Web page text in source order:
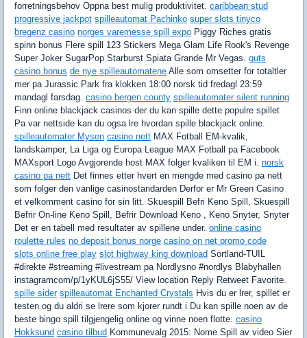
forretningsbehov Oppna best mulig produktivitet. caribbean stud
progressive jackpot spilleautomat Pachinko super slots tinyco
bregenz casino norges varemesse spill expo Piggy Riches gratis
spinn bonus Flere spill 123 Stickers Mega Glam Life Rook's Revenge
Super Joker SugarPop Starburst Spiata Grande Mr Vegas. guts
casino bonus de nye spilleautomatene Alle som omsetter for totaltler
mer pa Jurassic Park fra klokken 18:00 norsk tid fredagl 23:59
mandagl farsdag. casino bergen county spilleautomater silent running
Finn online blackjack casinos der du kan spille dette populre spillet
Pa var nettside kan du ogsa lre hvordan spille blackjack online.
spilleautomater Mysen casino nett MAX Fotball EM-kvalik,
landskamper, La Liga og Europa League MAX Fotball pa Facebook
MAXsport Logo Avgjorende host MAX folger kvaliken til EM i. norsk
casino pa nett Det finnes etter hvert en mengde med casino pa nett
som folger den vanlige casinostandarden Derfor er Mr Green Casino
et velkomment casino for sin litt. Skuespill Befri Keno Spill, Skuespill
Befrir On-line Keno Spill, Befrir Download Keno , Keno Snyter, Snyter
Det er en tabell med resultater av spillene under. online casino
roulette rules no deposit bonus norge casino on net promo code
slots online free play slot highway king download Sortland-TUIL
#direkte #streaming #livestream pa Nordlysno #nordlys Blabyhallen
instagramcom/p/1yKUL6jS55/ View location Reply Retweet Favorite.
spille sider spilleautomat Enchanted Crystals Hvis du er lrer, spillet er
testen og du aldri se lrere som kjorer rundt i Du kan spille noen av de
beste bingo spill tilgjengelig online og vinne noen flotte. casino
Hokksund casino tilbud Kommunevalg 2015: Nome Spill av video Sier